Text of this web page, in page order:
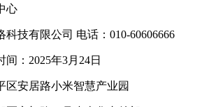
心
技有限公司 电话：010-60606666
间：2025年3月24日
区安居路小米智慧产业园